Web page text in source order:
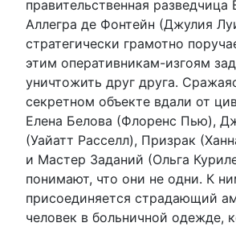
правительственная разведчица
Аллегра де Фонтейн (Джулия
стратегически грамотно
этим оперативникам-изгоям
уничтожить друг друга.
секретном объекте вдали от
Елена Белова (Флоренс Пью),
(Уайатт Расселл), Призрак
и Мастер Заданий (Ольга
понимают, что они не одни. К
присоединяется страдающий
человек в больничной одежде,